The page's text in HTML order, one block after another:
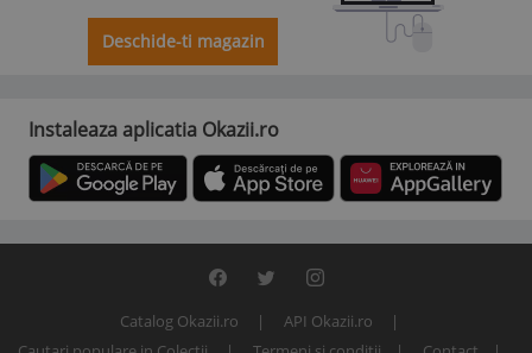
Deschide-ti magazin
Instaleaza aplicatia Okazii.ro
Catalog Okazii.ro
API Okazii.ro